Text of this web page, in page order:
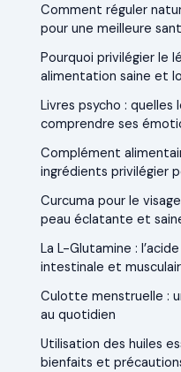
Comment réguler
pour une meilleure
Pourquoi privilégier le
alimentation saine et
Livres psycho :
comprendre ses
Complément
ingrédients privilégier
Curcuma pour le
peau éclatante et
La L-Glutamine :
intestinale et
Culotte menstruelle :
au quotidien
Utilisation des huiles
bienfaits et